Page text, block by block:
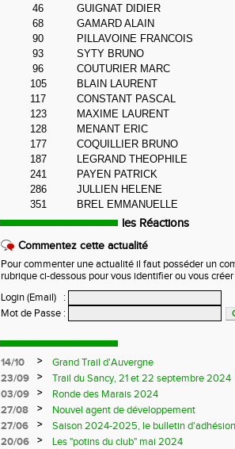
46
GUIGNAT DIDIER
68
GAMARD ALAIN
90
PILLAVOINE FRANCOIS
93
SYTY BRUNO
96
COUTURIER MARC
105
BLAIN LAURENT
117
CONSTANT PASCAL
123
MAXIME LAURENT
128
MENANT ERIC
177
COQUILLIER BRUNO
187
LEGRAND THEOPHILE
241
PAYEN PATRICK
286
JULLIEN HELENE
351
BREL EMMANUELLE
les Réactions
Commentez cette actualité
Pour commenter une actualité il faut posséder un
rubrique ci-dessous pour vous identifier ou vous
Login (Email)
:
Mot de Passe :
14/10 >
Grand Trail d'Auvergne
23/09
>
Trail du Sancy, 21 et 22 septembre 2024
03/09
>
Ronde des Marais 2024
27/08
>
Nouvel agent de développement
27/06
>
Saison 2024-2025, le bulletin
20/06
>
Les "potins du club" mai 2024